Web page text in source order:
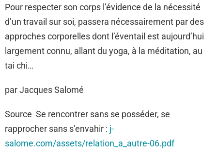
Pour respecter son corps l’évidence de la nécessité
d’un travail sur soi, passera nécessairement par des
approches corporelles dont l’éventail est aujourd’hui
largement connu, allant du yoga, à la méditation, au
tai chi…
par Jacques Salomé
Source Se rencontrer sans se posséder, se
rapprocher sans s’envahir : j-
salome.com/assets/relation_a_autre-06.pdf